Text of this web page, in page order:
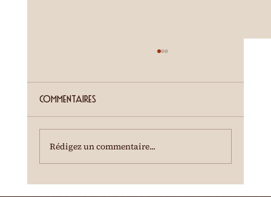
Cour de la Ferme du Château Mercier
Entrée gratuite Restauration dès 19h00
Commentaires
Rédigez un commentaire...